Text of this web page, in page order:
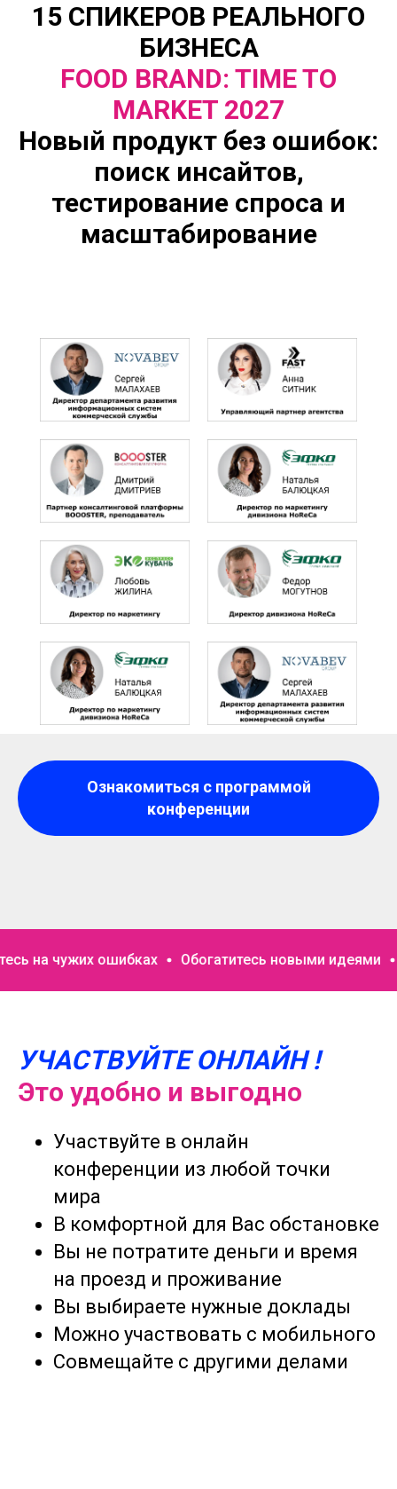
15 СПИКЕРОВ РЕАЛЬНОГО
БИЗНЕСА
FOOD BRAND: TIME TO
MARKET 2027
Новый продукт без ошибок:
поиск инсайтов,
тестирование спроса и
масштабирование
Ознакомиться с программой
конференции
чужих ошибках Обогатитесь новыми идеями
УЧАСТВУЙТЕ ОНЛАЙН !
Это удобно и выгодно
Участвуйте в онлайн
конференции из любой точки
мира
В комфортной для Вас обстановке
Вы не потратите деньги и время
на проезд и проживание
Вы выбираете нужные доклады
Можно участвовать с мобильного
Совмещайте с другими делами